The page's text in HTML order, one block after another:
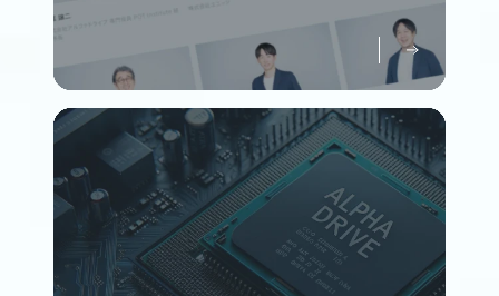
Member